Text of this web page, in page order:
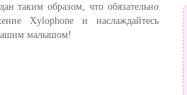
таким образом, что обязательно
Xylophone и наслаждайтесь
малышом!